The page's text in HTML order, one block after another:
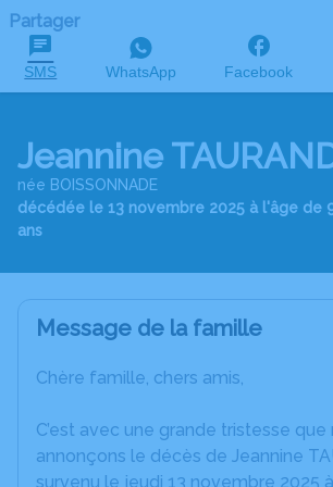
Partager
SMS WhatsApp Facebook
Jeannine
née BOISSONNADE
décédée le 13 novembre 2025 à l'âge de
ans
Message de la famille
Chère famille, chers amis,
C’est avec une grande tristesse que
annonçons le décès de Jeannine
survenu le jeudi 13 novembre 2025